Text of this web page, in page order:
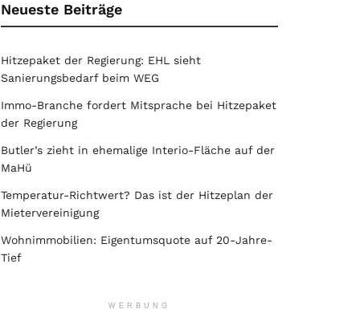
Neueste Beiträge
Hitzepaket der Regierung: EHL sieht
Sanierungsbedarf beim WEG
Immo-Branche fordert Mitsprache bei Hitzepaket
der Regierung
Butler’s zieht in ehemalige Interio-Fläche auf der
MaHü
Temperatur-Richtwert? Das ist der Hitzeplan der
Mietervereinigung
Wohnimmobilien: Eigentumsquote auf 20-Jahre-
Tief
WERBUNG